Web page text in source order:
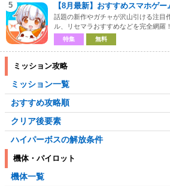
5 【8月最新】おすすめスマホゲ
話題の新作やガチャが沢山引ける注目
ル、リセマラおすすめなどを完全網羅！
特集 無料
ミッション攻略
ミッション一覧
おすすめ攻略順
クリア後要素
ハイパーボスの解放条件
機体・パイロット
機体一覧